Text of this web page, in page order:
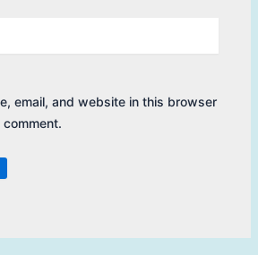
email, and website in this browser